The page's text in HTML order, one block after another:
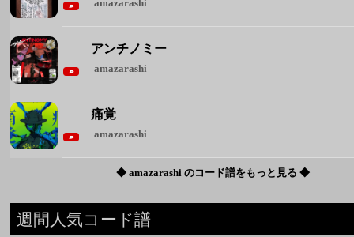
amazarashi
アンチノミー
amazarashi
痛覚
amazarashi
◆ amazarashi のコード譜をもっと見る ◆
週間人気コード譜